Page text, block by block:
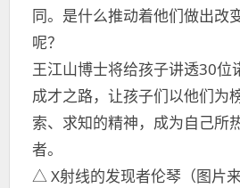
同。是什么推动着他们做出改
呢？
王江山博士将给孩子讲透30位
成才之路，让孩子们以他们为
索、求知的精神，成为自己所
者。
△ X射线的发现者伦琴（图片来